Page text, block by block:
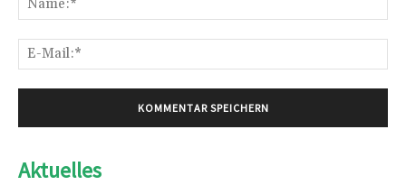
Aktuelles